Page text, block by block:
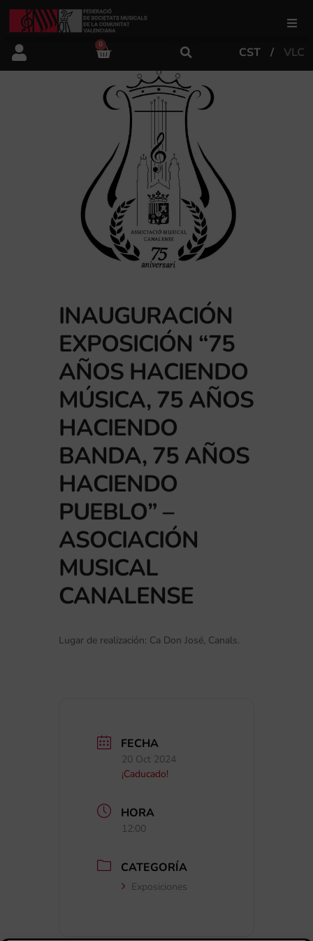
FSMCV
Áreas de gestión
Área artística
0
CST VLC
INAUGURACIÓN
EXPOSICIÓN “75
AÑOS HACIENDO
MÚSICA, 75 AÑOS
HACIENDO
BANDA, 75 AÑOS
HACIENDO
PUEBLO” –
ASOCIACIÓN
MUSICAL
CANALENSE
Lugar de realización: Ca Don José, Canals.
FECHA
20 Oct 2024
¡Caducado!
HORA
12:00
CATEGORÍA
Exposiciones